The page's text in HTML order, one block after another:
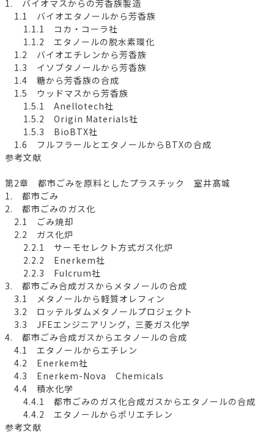
1. バイオマスからの芳香族製造
1.1 バイオエタノールから芳香族
1.1.1 コカ・コーラ社
1.1.2 エタノールの脱水素環化
1.2 バイオエチレンから芳香族
1.3 イソブタノールから芳香族
1.4 糖から芳香族の合成
1.5 ウッドマスから芳香族
1.5.1 Anellotech社
1.5.2 Origin Materials社
1.5.3 BioBTX社
1.6 フルフラールとエタノールからBTXの合成
参考文献
第2章 都市ごみを原料としたプラスチック 室井髙城
1. 都市ごみ
2. 都市ごみのガス化
2.1 ごみ焼却
2.2 ガス化炉
2.2.1 サーモセレクト方式ガス化炉
2.2.2 Enerkem社
2.2.3 Fulcrum社
3. 都市ごみ合成ガスからメタノールの合成
3.1 メタノールから軽質オレフィン
3.2 ロッテルダムメタノールプロジェクト
3.3 JFEエンジニアリング，三菱ガス化学
4. 都市ごみ合成ガスからエタノールの合成
4.1 エタノールからエチレン
4.2 Enerkem社
4.3 Enerkem-Nova Chemicals
4.4 積水化学
4.4.1 都市ごみのガス化合成ガスからエタノールの合成
4.4.2 エタノールからポリエチレン
参考文献